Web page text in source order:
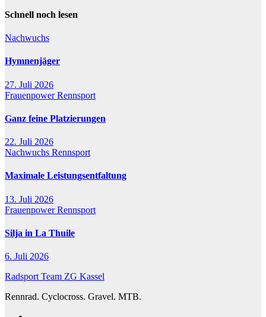
Schnell noch lesen
Nachwuchs
Hymnenjäger
27. Juli 2026
FrauenpowerRennsport
Ganz feine Platzierungen
22. Juli 2026
Nachwuchs Rennsport
Maximale Leistungsentfaltung
13. Juli 2026
FrauenpowerRennsport
Silja in La Thuile
6. Juli 2026
Radsport Team ZG Kassel
Rennrad. Cyclocross. Gravel. MTB.